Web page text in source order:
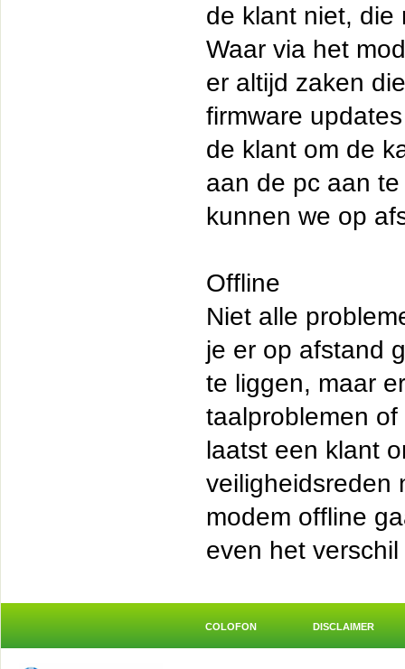
de klant niet, die
Waar via het
er altijd zaken
firmware
de klant om de
aan de pc aan
kunnen we op
Offline
Niet alle
je er op afstand
te liggen, maar
taalproblemen
laatst een klant
veiligheidsreden
modem offline
even het
COLOFON DISCLAIMER